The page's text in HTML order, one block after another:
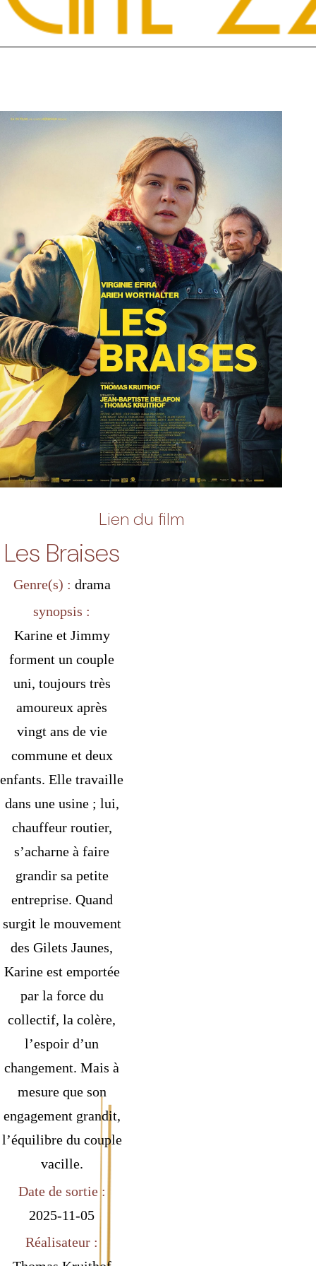
Lien du film
Les Braises
Genre(s) : drama
synopsis :
Karine et Jimmy
forment un couple
uni, toujours très
amoureux après
vingt ans de vie
commune et deux
enfants. Elle travaille
dans une usine ; lui,
chauffeur routier,
s’acharne à faire
grandir sa petite
entreprise. Quand
surgit le mouvement
des Gilets Jaunes,
Karine est emportée
par la force du
collectif, la colère,
l’espoir d’un
changement. Mais à
mesure que son
engagement grandit,
l’équilibre du couple
vacille.
Date de sortie :
2025-11-05
Réalisateur :